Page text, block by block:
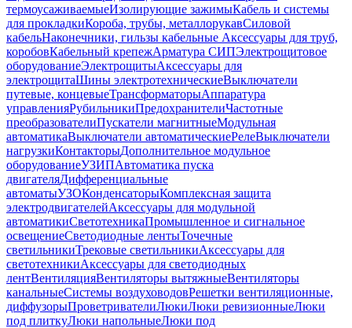
термоусаживаемыеИзолирующие зажимыКабель и системы
для прокладкиКороба, трубы, металлорукавСиловой
кабельНаконечники, гильзы кабельные Аксессуары для труб,
коробовКабельный крепежАрматура СИПЭлектрощитовое
оборудованиеЭлектрощитыАксессуары для
электрощитаШины электротехническиеВыключатели
путевые, концевыеТрансформаторыАппаратура
управленияРубильникиПредохранителиЧастотные
преобразователиПускатели магнитныеМодульная
автоматикаВыключатели автоматическиеРелеВыключатели
нагрузкиКонтакторыДополнительное модульное
оборудованиеУЗИПАвтоматика пуска
двигателяДифференциальные
автоматыУЗОКонденсаторыКомплексная защита
электродвигателейАксессуары для модульной
автоматикиСветотехникаПромышленное и сигнальное
освещениеСветодиодные лентыТочечные
светильникиТрековые светильникиАксессуары для
светотехникиАксессуары для светодиодных
лентВентиляцияВентиляторы вытяжныеВентиляторы
канальныеСистемы воздуховодовРешетки вентиляционные,
диффузорыПроветривателиЛюкиЛюки ревизионныеЛюки
под плиткуЛюки напольныеЛюки под